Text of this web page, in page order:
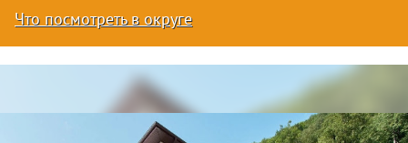
Что посмотреть в округе